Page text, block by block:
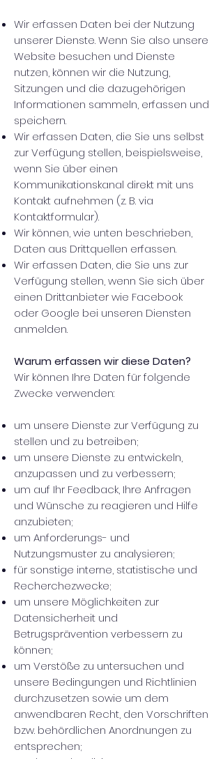
Wir erfassen Daten bei der Nutzung
unserer Dienste. Wenn Sie also unsere
Website besuchen und Dienste
nutzen, können wir die Nutzung,
Sitzungen und die dazugehörigen
Informationen sammeln, erfassen und
speichern.
Wir erfassen Daten, die Sie uns selbst
zur Verfügung stellen, beispielsweise,
wenn Sie über einen
Kommunikationskanal direkt mit uns
Kontakt aufnehmen (z. B. via
Kontaktformular).
Wir können, wie unten beschrieben,
Daten aus Drittquellen erfassen.
Wir erfassen Daten, die Sie uns zur
Verfügung stellen, wenn Sie sich über
einen Drittanbieter wie Facebook
oder Google bei unseren Diensten
anmelden.
Warum erfassen wir diese Daten?
Wir können Ihre Daten für folgende
Zwecke verwenden:
um unsere Dienste zur Verfügung zu
stellen und zu betreiben;
um unsere Dienste zu entwickeln,
anzupassen und zu verbessern;
um auf Ihr Feedback, Ihre Anfragen
und Wünsche zu reagieren und Hilfe
anzubieten;
um Anforderungs- und
Nutzungsmuster zu analysieren;
für sonstige interne, statistische und
Recherchezwecke;
um unsere Möglichkeiten zur
Datensicherheit und
Betrugsprävention verbessern zu
können;
um Verstöße zu untersuchen und
unsere Bedingungen und Richtlinien
durchzusetzen sowie um dem
anwendbaren Recht, den Vorschriften
bzw. behördlichen Anordnungen zu
entsprechen;